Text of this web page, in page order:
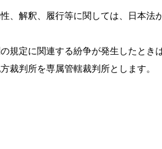
、解釈、履行等に関しては、日本法
規定に関連する紛争が発生したと
裁判所を専属管轄裁判所とします。